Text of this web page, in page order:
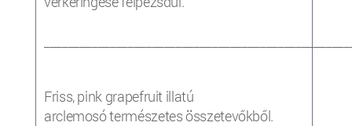
Friss, pink grapefruit illatú
arclemosó természetes összetevőkből.